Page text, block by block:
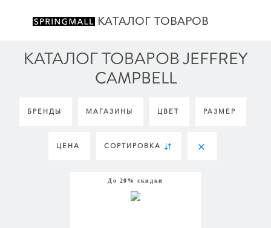
КАТАЛОГ ТОВАРОВ
КАТАЛОГ ТОВАРОВ JEFFREY
CAMPBELL
БРЕНДЫ МАГАЗИНЫ ЦВЕТ РАЗМЕР
ЦЕНА СОРТИРОВКА
До 20% скидки